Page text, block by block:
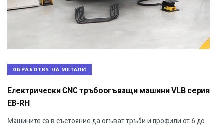
ОБРАБОТКА НА МЕТАЛИ
Електрически CNC тръбоогъващи машини VLB серия
EB-RH
Mашините са в състояние да огъват тръби и профили от 6 до